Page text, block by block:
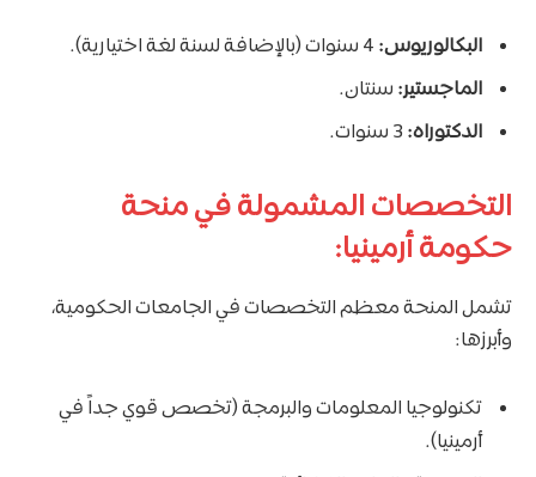
البكالوريوس:
الماجستير: سنتان.
الدكتوراه:
التخصصات المشمولة في منحة
حكومة أرمينيا:
تشمل المنحة معظم التخصصات في الجامعات الحكومية،
وأبرزها:
تكنولوجيا المعلومات والبرمجة (تخصص قوي جداً في
أرمينيا).